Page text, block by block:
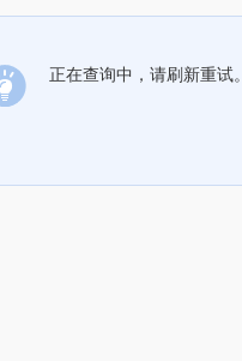
正在查询中，请刷新重试。